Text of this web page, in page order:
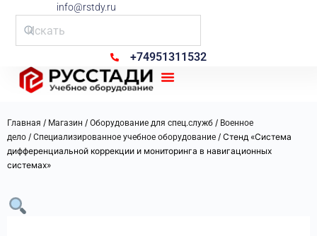
info@rstdy.ru
+74951311532
Главная / Магазин / Оборудование для спец.служб / Военное
дело / Специализированное учебное оборудование / Стенд «Система
дифференциальной коррекции и мониторинга в навигационных
системах»